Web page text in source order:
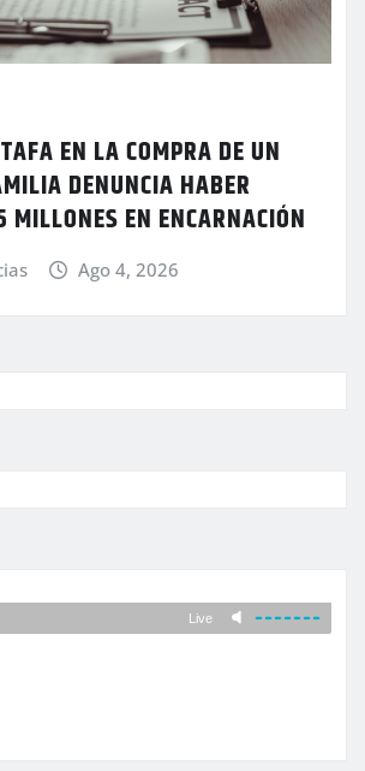
EN LA COMPRA DE UN
DENUNCIA HABER
MILLONES EN ENCARNACIÓN
Ago 4, 2026